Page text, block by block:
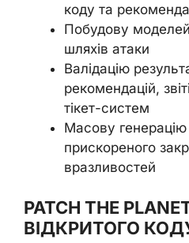
коду та
Побудову моделей
шляхів атаки
Валідацію
рекомендацій,
тікет-систем
Масову генерацію
прискореного
вразливостей
PATCH THE
ВІДКРИТОГО